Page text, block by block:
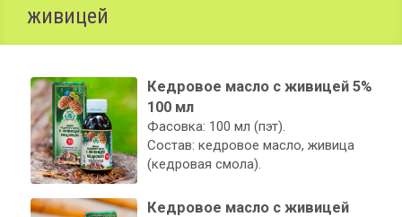
живицей
Кедровое масло с живицей 5%
100 мл
Фасовка: 100 мл (пэт).
Состав: кедровое масло, живица
(кедровая смола).
Кедровое масло с живицей